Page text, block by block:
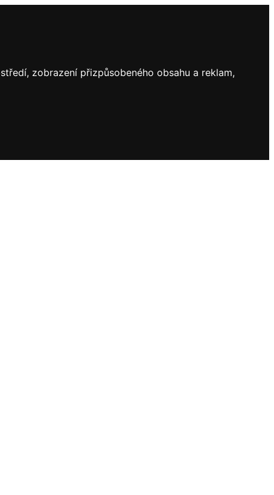
zobrazení přizpůsobeného obsahu a reklam,